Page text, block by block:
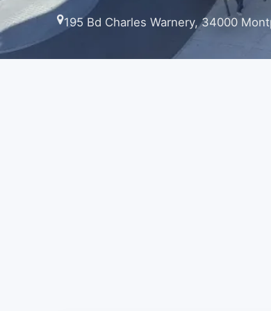
195 Bd Charles Warnery, 34000